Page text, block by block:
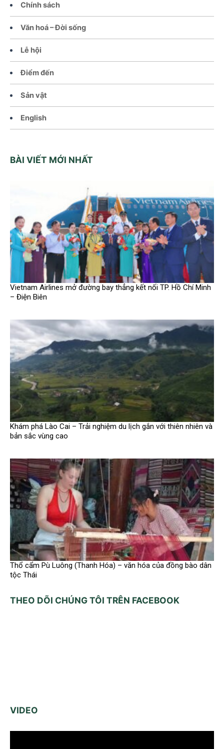
Chính sách
Văn hoá – Đời sống
Lễ hội
Điểm đến
Sản vật
English
BÀI VIẾT MỚI NHẤT
Vietnam Airlines mở đường bay thẳng kết nối TP. Hồ Chí Minh
– Điện Biên
Khám phá Lào Cai – Trải nghiệm du lịch gắn với thiên nhiên và
bản sắc vùng cao
Thổ cẩm Pù Luông (Thanh Hóa) – văn hóa của đồng bào dân
tộc Thái
THEO DÕI CHÚNG TÔI TRÊN FACEBOOK
VIDEO